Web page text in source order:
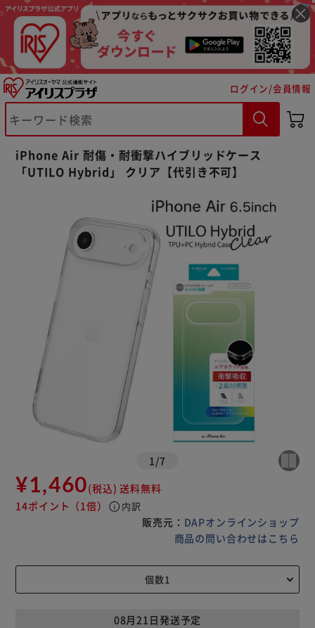
ログイン/会員情報
iPhone Air 耐傷・耐衝撃ハイブリッドケース
「UTILO Hybrid」 クリア【代引き不可】
1 /7
¥1,460(税込) 送料無料
14ポイント （1倍） info 内訳
販売元： DAPオンラインショップ
商品の問い合わせはこちら
08月21日発送予定
※ご確認ください